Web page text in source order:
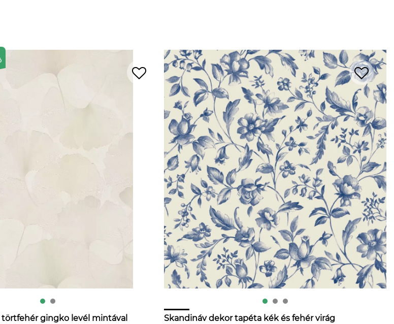
gingko levél mintával
Skandináv dekor tapéta kék és fehér virág